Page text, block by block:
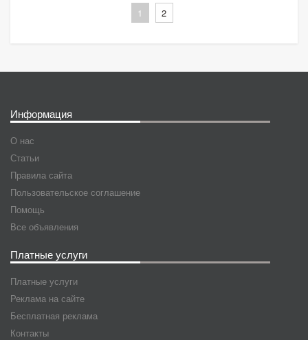
1 2
Информация
О нас
Статьи
Правила сайта
Пользовательское соглашение
Помощь
Все объявления
Платные услуги
Платные услуги
Реклама на сайте
Бесплатная реклама
Контакты